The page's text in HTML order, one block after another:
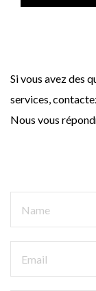
Si vous avez des
services,
Nous vous